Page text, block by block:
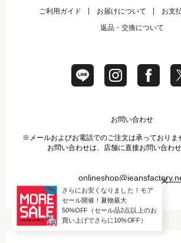
ご利用ガイド
お届けについて
お支
返品・交換について
お問い合わせ
※メールおよびお電話でのご注文は承っておりま
お問い合わせは、店舗に直接お問い合わせ